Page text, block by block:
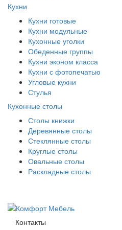
Кухни
Кухни готовые
Кухни модульные
Кухонные уголки
Обеденные группы
Кухни эконом класса
Кухни с фотопечатью
Угловые кухни
Стулья
Кухонные столы
Столы книжки
Деревянные столы
Стеклянные столы
Круглые столы
Овальные столы
Раскладные столы
Контакты